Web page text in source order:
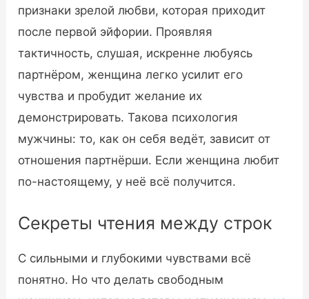
признаки зрелой любви, которая приходит
после первой эйфории. Проявляя
тактичность, слушая, искренне любуясь
партнёром, женщина легко усилит его
чувства и пробудит желание их
демонстрировать. Такова психология
мужчины: то, как он себя ведёт, зависит от
отношения партнёрши. Если женщина любит
по-настоящему, у неё всё получится.
Секреты чтения между строк
С сильными и глубокими чувствами всё
понятно. Но что делать свободным